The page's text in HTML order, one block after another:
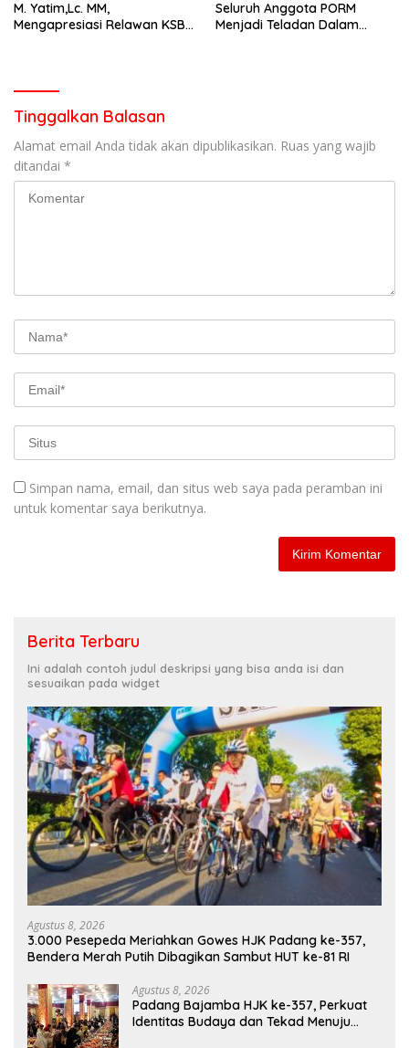
M. Yatim,Lc. MM,
Mengapresiasi Relawan KSB
Seluruh Anggota PORM
Menjadi Teladan Dalam
Tinggalkan Balasan
Alamat email Anda tidak akan dipublikasikan. Ruas yang wajib
ditandai *
Simpan nama, email, dan situs web saya pada peramban ini
untuk komentar saya berikutnya.
Berita Terbaru
Ini adalah contoh judul deskripsi yang bisa anda isi dan
sesuaikan pada widget
Agustus 8, 2026
3.000 Pesepeda Meriahkan Gowes HJK Padang ke-357,
Bendera Merah Putih Dibagikan Sambut HUT ke-81 RI
Agustus 8, 2026
Padang Bajamba HJK ke-357, Perkuat
Identitas Budaya dan Tekad Menuju